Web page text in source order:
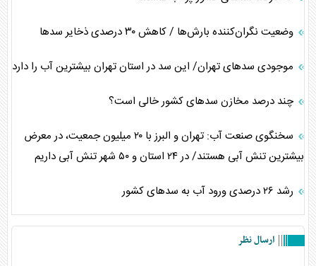
وضعیت نگران‌کننده بارش‌ها / کاهش ۳۰ درصدی ذخایر سد‌ها
موجودی سد‌های تهران/ این سد در استان تهران بیشترین آب را دارد
چند درصد مخازن سدهای کشور خالی است؟
سخنگوی صنعت آب: تهران و البرز با ۲۰ میلیون جمعیت، در معرض
بیشترین تنش آبی هستند/ در ۲۴ استان و ۵۰ شهر تنش آبی داریم
رشد ۲۶ درصدی ورود آب به سد‌های کشور
ارسال نظر